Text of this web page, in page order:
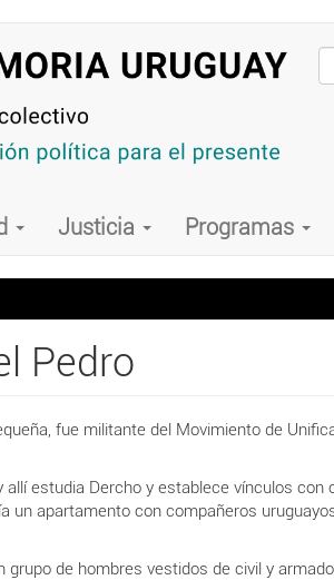
Justicia Programas
Pedro
fue militante del Movimiento de
estudia Dercho y establece vínculos
un apartamento con compañeros
grupo de hombres vestidos de civil y